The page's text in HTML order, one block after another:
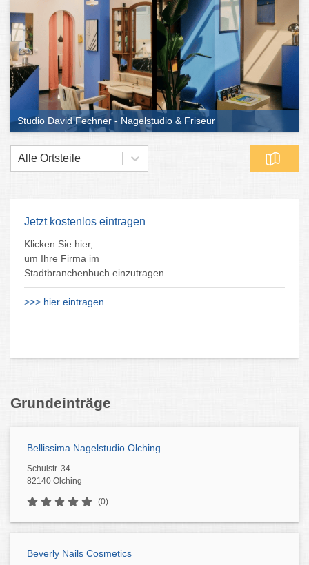
Studio David Fechner - Nagelstudio & Friseur
Alle Ortsteile
Jetzt kostenlos eintragen
Klicken Sie hier,
um Ihre Firma im
Stadtbranchenbuch einzutragen.
>>> hier eintragen
Grundeinträge
Bellissima Nagelstudio Olching
Schulstr. 34
82140 Olching
(0)
Beverly Nails Cosmetics